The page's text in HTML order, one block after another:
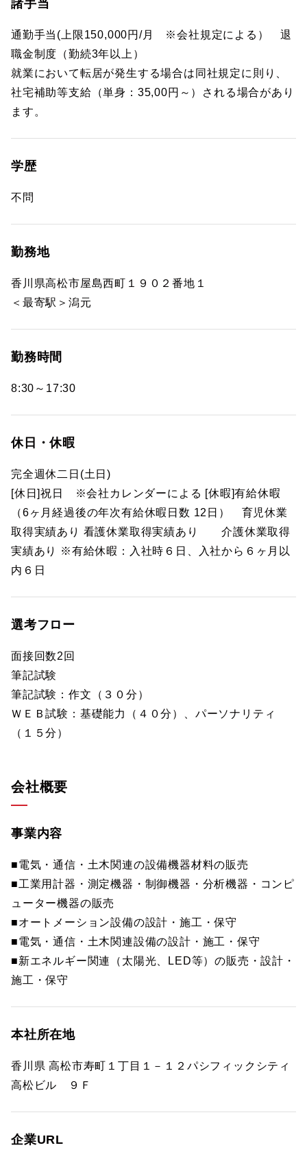
諸手当
通勤手当(上限150,000円/月 ※会社規定による） 退
職金制度（勤続3年以上）
就業において転居が発生する場合は同社規定に則り、
社宅補助等支給（単身：35,00円～）される場合があり
ます。
学歴
不問
勤務地
香川県高松市屋島西町１９０２番地１
＜最寄駅＞潟元
勤務時間
8:30～17:30
休日・休暇
完全週休二日(土日)
[休日]祝日 ※会社カレンダーによる [休暇]有給休暇
（6ヶ月経過後の年次有給休暇日数 12日） 育児休業
取得実績あり 看護休業取得実績あり 介護休業取得
実績あり ※有給休暇：入社時６日、入社から６ヶ月以
内６日
選考フロー
面接回数2回
筆記試験
筆記試験：作文（３０分）
ＷＥＢ試験：基礎能力（４０分）、パーソナリティ
（１５分）
会社概要
事業内容
■電気・通信・土木関連の設備機器材料の販売
■工業用計器・測定機器・制御機器・分析機器・コンピ
ューター機器の販売
■オートメーション設備の設計・施工・保守
■電気・通信・土木関連設備の設計・施工・保守
■新エネルギー関連（太陽光、LED等）の販売・設計・
施工・保守
本社所在地
香川県 高松市寿町１丁目１－１２パシフィックシティ
高松ビル ９Ｆ
企業URL